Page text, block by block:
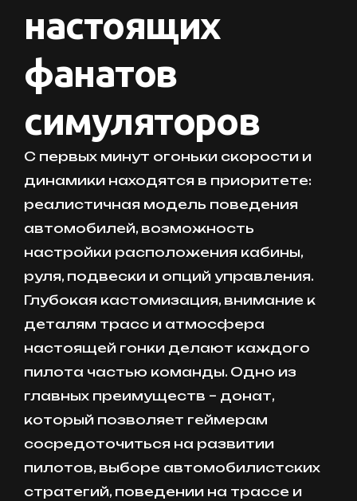
настоящих
фанатов
симуляторов
С первых минут огоньки скорости и
динамики находятся в приоритете:
реалистичная модель поведения
автомобилей, возможность
настройки расположения кабины,
руля, подвески и опций управления.
Глубокая кастомизация, внимание к
деталям трасс и атмосфера
настоящей гонки делают каждого
пилота частью команды. Одно из
главных преимуществ – донат,
который позволяет геймерам
сосредоточиться на развитии
пилотов, выборе автомобилистских
стратегий, поведении на трассе и